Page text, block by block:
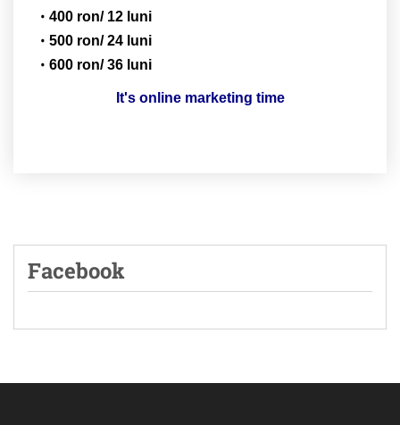
400 ron/ 12 luni
500 ron/ 24 luni
600 ron/ 36 luni
It's online marketing time
Facebook